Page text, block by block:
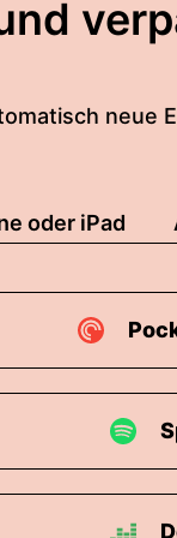
neue
oder iPad